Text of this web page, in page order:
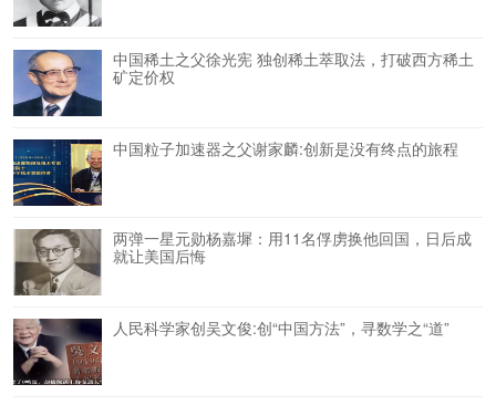
中国稀土之父徐光宪 独创稀土萃取法，打破西方稀土
矿定价权
中国粒子加速器之父谢家麟:创新是没有终点的旅程
两弹一星元勋杨嘉墀：用11名俘虏换他回国，日后成
就让美国后悔
人民科学家创吴文俊:创“中国方法”，寻数学之“道”